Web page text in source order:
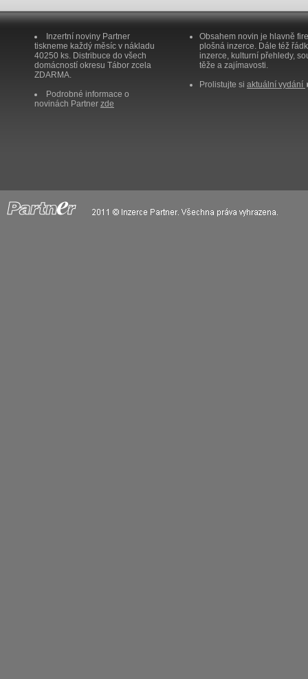
Inzertní noviny Partner
tiskneme každý měsíc v nákladu
40250 ks. Distribuce do všech
domácností okresu Tábor zcela
ZDARMA.
Podrobné informace o
novinách Partner zde
Obsahem novin je hlavně
plošná inzerce. Dále též
inzerce, kulturní přehledy,
těže a zajímavosti.
Prolistujte si aktuální vydání